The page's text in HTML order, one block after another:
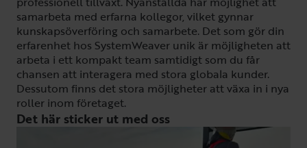
samarbeta med erfarna kollegor, vilket gynnar
kunskapsöverföring och samarbete. Det som gör din
erfarenhet hos SystemWeaver unik är möjligheten att
arbeta i ett kompakt team samtidigt som du får
chansen att interagera med stora globala kunder.
Dessutom finns det stora möjligheter att växa in i nya
roller inom företaget.
Det här sticker ut med oss